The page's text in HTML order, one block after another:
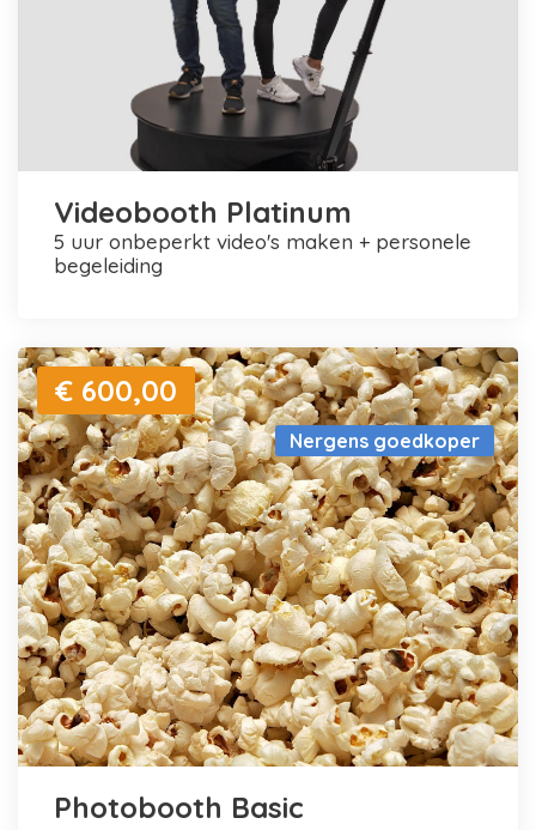
Videobooth Platinum
5 uur onbeperkt video's maken + personele
begeleiding
Nergens goedkoper
€ 600,00
Photobooth Basic